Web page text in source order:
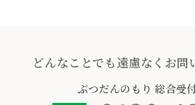
どんなことでも遠慮なくお問
ぶつだんのもり 総合受